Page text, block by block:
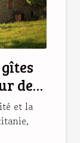
des
et la